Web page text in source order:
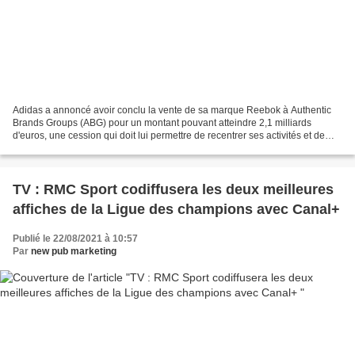
Adidas a annoncé avoir conclu la vente de sa marque Reebok à Authentic
Brands Groups (ABG) pour un montant pouvant atteindre 2,1 milliards
d'euros, une cession qui doit lui permettre de recentrer ses activités et de
TV : RMC Sport codiffusera les deux meilleures
affiches de la Ligue des champions avec Canal+
Publié le 22/08/2021 à 10:57
Par new pub marketing